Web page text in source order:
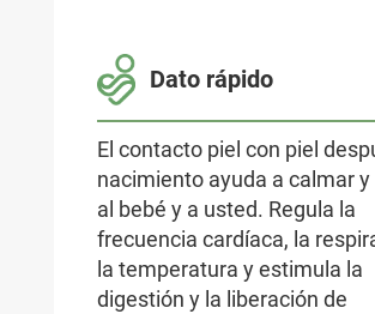
Dato rápido
El contacto piel con piel
nacimiento ayuda a calmar y
al bebé y a usted. Regula la
frecuencia cardíaca, la
la temperatura y estimula la
digestión y la liberación de